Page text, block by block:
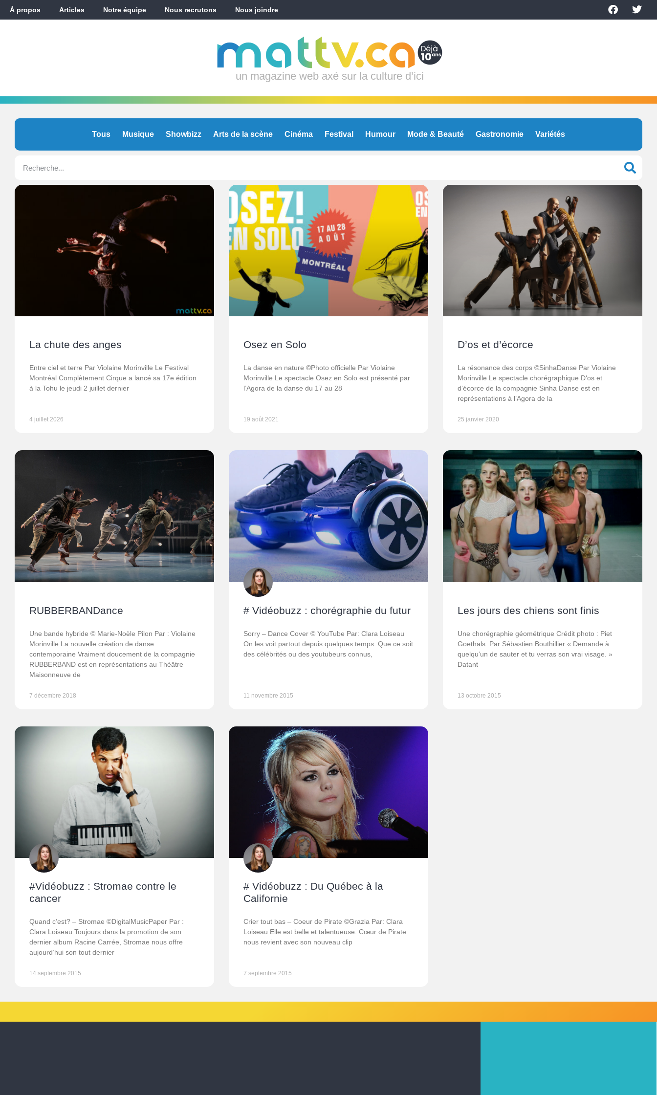
À propos Articles Notre équipe Nous recrutons Nous joindre
un magazine web axé sur la culture d’ici
Tous Musique Showbizz Arts de la scène Cinéma Festival Humour Mode & Beauté Gastronomie Variétés
La chute des anges
Entre ciel et terre Par Violaine Morinville Le Festival
Montréal Complètement Cirque a lancé sa 17e édition
à la Tohu le jeudi 2 juillet dernier
4 juillet 2026
Osez en Solo
La danse en nature ©Photo officielle Par Violaine
Morinville Le spectacle Osez en Solo est présenté par
l’Agora de la danse du 17 au 28
19 août 2021
D’os et d’écorce
La résonance des corps ©SinhaDanse Par Violaine
Morinville Le spectacle chorégraphique D‘os et
d’écorce de la compagnie Sinha Danse est en
représentations à l’Agora de la
25 janvier 2020
RUBBERBANDance
Une bande hybride © Marie-Noële Pilon Par : Violaine
Morinville La nouvelle création de danse
contemporaine Vraiment doucement de la compagnie
RUBBERBAND est en représentations au Théâtre
Maisonneuve de
7 décembre 2018
# Vidéobuzz : chorégraphie du futur
Sorry – Dance Cover © YouTube Par: Clara Loiseau
On les voit partout depuis quelques temps. Que ce soit
des célébrités ou des youtubeurs connus,
11 novembre 2015
Les jours des chiens sont finis
Une chorégraphie géométrique Crédit photo : Piet
Goethals Par Sébastien Bouthillier « Demande à
quelqu’un de sauter et tu verras son vrai visage. »
Datant
13 octobre 2015
#Vidéobuzz : Stromae contre le
cancer
Quand c’est? – Stromae ©DigitalMusicPaper Par :
Clara Loiseau Toujours dans la promotion de son
dernier album Racine Carrée, Stromae nous offre
aujourd’hui son tout dernier
14 septembre 2015
# Vidéobuzz : Du Québec à la
Californie
Crier tout bas – Coeur de Pirate ©Grazia Par: Clara
Loiseau Elle est belle et talentueuse. Cœur de Pirate
nous revient avec son nouveau clip
7 septembre 2015